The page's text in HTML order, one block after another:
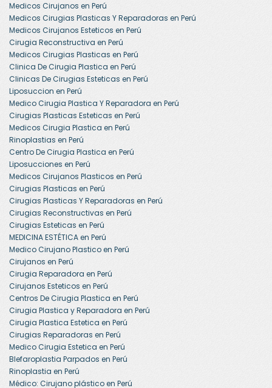
Medicos Cirujanos en Perú
Medicos Cirugias Plasticas Y Reparadoras en Perú
Medicos Cirujanos Esteticos en Perú
Cirugia Reconstructiva en Perú
Medicos Cirugias Plasticas en Perú
Clinica De Cirugia Plastica en Perú
Clinicas De Cirugias Esteticas en Perú
Liposuccion en Perú
Medico Cirugia Plastica Y Reparadora en Perú
Cirugias Plasticas Esteticas en Perú
Medicos Cirugia Plastica en Perú
Rinoplastias en Perú
Centro De Cirugia Plastica en Perú
Liposucciones en Perú
Medicos Cirujanos Plasticos en Perú
Cirugias Plasticas en Perú
Cirugias Plasticas Y Reparadoras en Perú
Cirugias Reconstructivas en Perú
Cirugias Esteticas en Perú
MEDICINA ESTÉTICA en Perú
Medico Cirujano Plastico en Perú
Cirujanos en Perú
Cirugia Reparadora en Perú
Cirujanos Esteticos en Perú
Centros De Cirugia Plastica en Perú
Cirugia Plastica y Reparadora en Perú
Cirugia Plastica Estetica en Perú
Cirugias Reparadoras en Perú
Medico Cirugia Estetica en Perú
Blefaroplastia Parpados en Perú
Rinoplastia en Perú
Médico: Cirujano plástico en Perú